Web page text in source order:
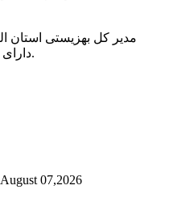
دارای اختلالات بینایی در این استان خبر داد.
August 07,2026